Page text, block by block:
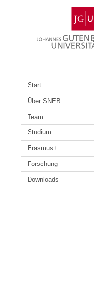
Gutenberg-
Universität
Mainz
Start
Über SNEB
Team
Studium
Erasmus+
Forschung
Downloads